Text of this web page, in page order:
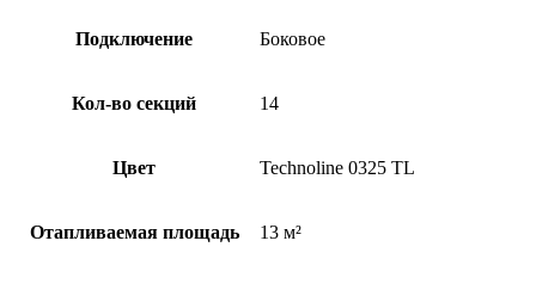
Подключение Боковое
Кол-во секций 14
Цвет Technoline 0325 TL
Отапливаемая площадь 13 м²